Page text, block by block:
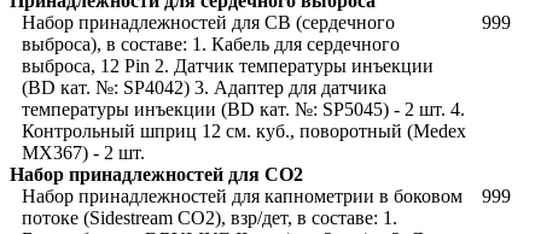
Набор принадлежностей для СВ (сердечного
выброса), в составе: 1. Кабель для сердечного
выброса, 12 Pin 2. Датчик температуры инъекции
(BD кат. №: SP4042) 3. Адаптер для датчика
температуры инъекции (BD кат. №: SP5045) - 2 шт. 4.
Контрольный шприц 12 см. куб., поворотный (Medex
MX367) - 2 шт.
999
Набор принадлежностей для CO2
Набор принадлежностей для капнометрии в боковом
потоке (Sidestream CO2), взр/дет, в составе: 1.
999